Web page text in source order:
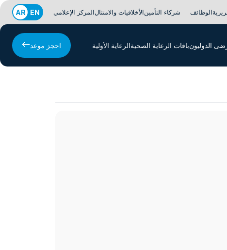
الوظائف شركاء التأمينالأخلاقيات والامتثالالمركز الإعلامي EN
AR
الدوليونباقات الرعاية الصحيةالرعاية الأولية احجز موعد